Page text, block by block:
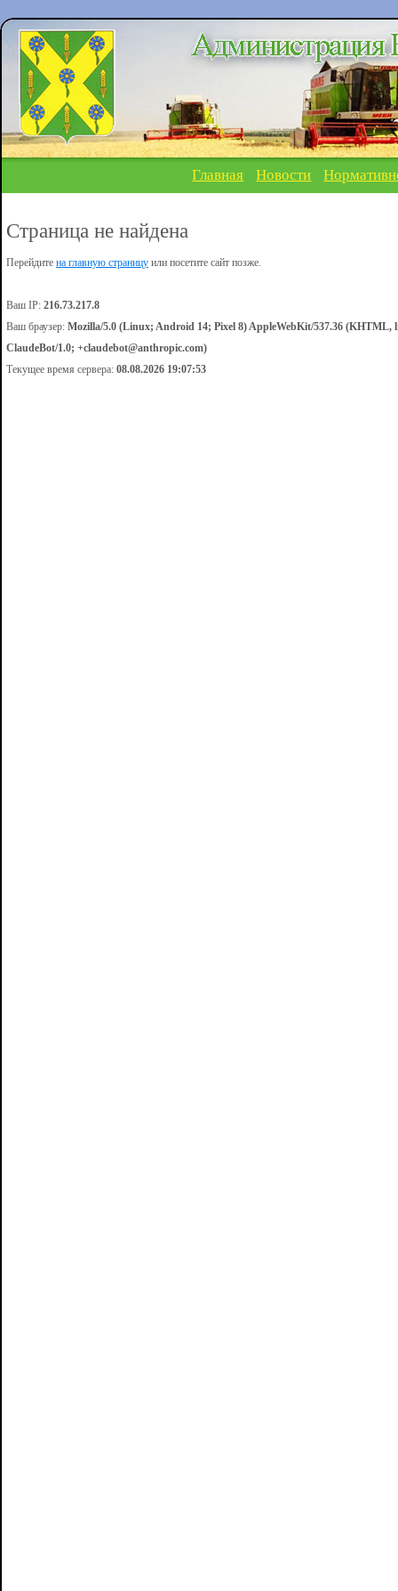
Главная Новости
Страница не найдена
Перейдите на главную страницу или посетите сайт позже.
Ваш IP: 216.73.217.8
Ваш браузер: Mozilla/5.0 (Linux; Android 14; Pixel 8) AppleWebKit/537.36 (KHTML,
ClaudeBot/1.0; +claudebot@anthropic.com)
Текущее время сервера: 08.08.2026 19:07:53